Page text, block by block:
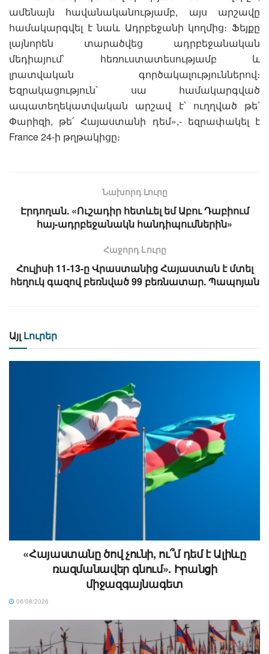
ամենայն հավանականությամբ, այս արշավը
համակարգվել է նաև Ադրբեջանի կողմից։ Ֆեյքը
լայնորեն տարածվեց ադրբեջանական
մեդիայում՝ հեռուստատեսությամբ և
լրատվական գործակալություններով։
Եզրակացություն՝ սա համակարգված
ապատեղեկատվական արշավ է՝ ուղղված թե՛
Փարիզի, թե՛ Հայաստանի դեմ»,- եզրափակել է
France 24-ի թղթակիցը։
Նախորդ Լուրը
Էրդողան. «Ուշադիր հետևել եմ Աբու Դաբիում
հայ-ադրբեջանակն հանդիպումներին»
Հաջորդ Lուրը
Հուլիսի 11-13-ը Վրաստանից Հայաստան է մտել
հեղուկ գազով բեռնված 99 բեռնատար. Պապոյան
Այլ Լուրեր
«Հայաստանը ծով չունի, ու՞մ դեմ է Ալիևը
ռազմանավեր գնում». Իրանցի
միջազգայնագետ
06/08/2026